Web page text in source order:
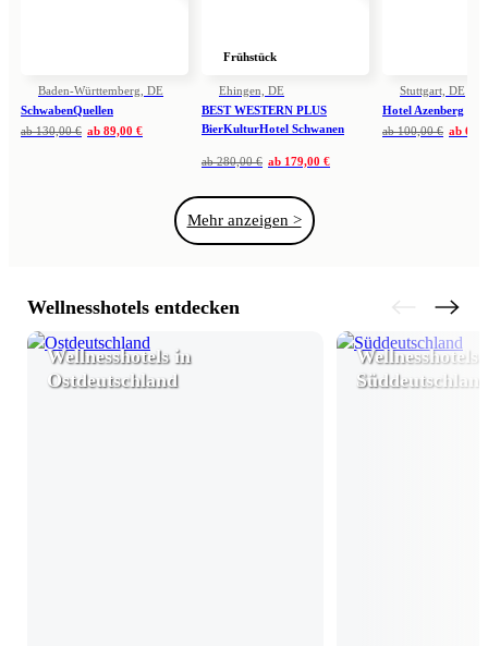
Baden-Württemberg, DE
SchwabenQuellen
ab 130,00 € ab 89,00 €
Frühstück
Ehingen, DE
BEST WESTERN PLUS
BierKulturHotel Schwanen
ab 280,00 € ab 179,00 €
Stuttgart, DE
Hotel Azenberg
ab 100,00 € ab
Mehr anzeigen >
Wellnesshotels entdecken
Wellnesshotels in
Ostdeutschland
Wellnesshotels